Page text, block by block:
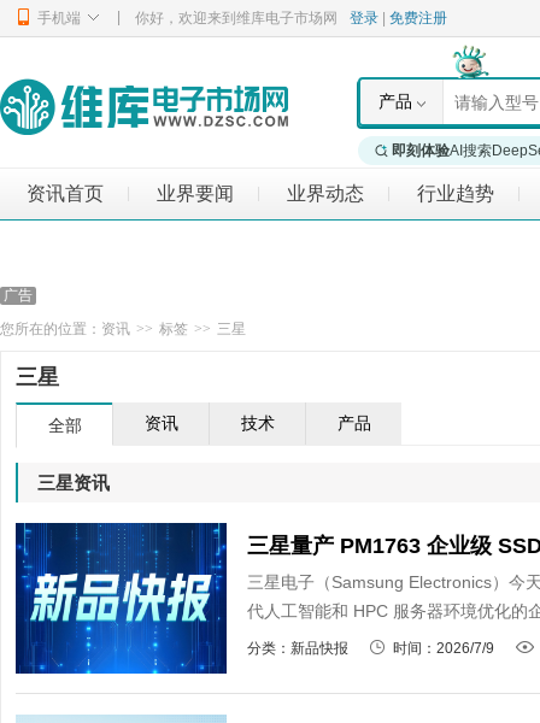
手机端 你好，欢迎来到维库电子市场网 登录 免费注册
产品
即刻体验AI搜索
资讯首页 业界要闻 业界动态 行业趋势
您所在的位置： 资讯 >> 标签 >> 三星
三星
全部 资讯 技术 产品
三星资讯
三星电子（Samsung Electronics）今
代人工智能和 HPC 服务器环境优化
分类：新品快报 时间：2026/7/9